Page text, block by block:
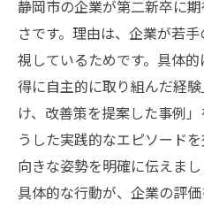
静岡市の企業が第二新卒に
さです。理由は、企業が若
視しているためです。具体
得に自主的に取り組んだ経
け、改善策を提案した事例
うした実践的なエピソード
向きな姿勢を明確に伝えま
具体的な行動が、企業の評価